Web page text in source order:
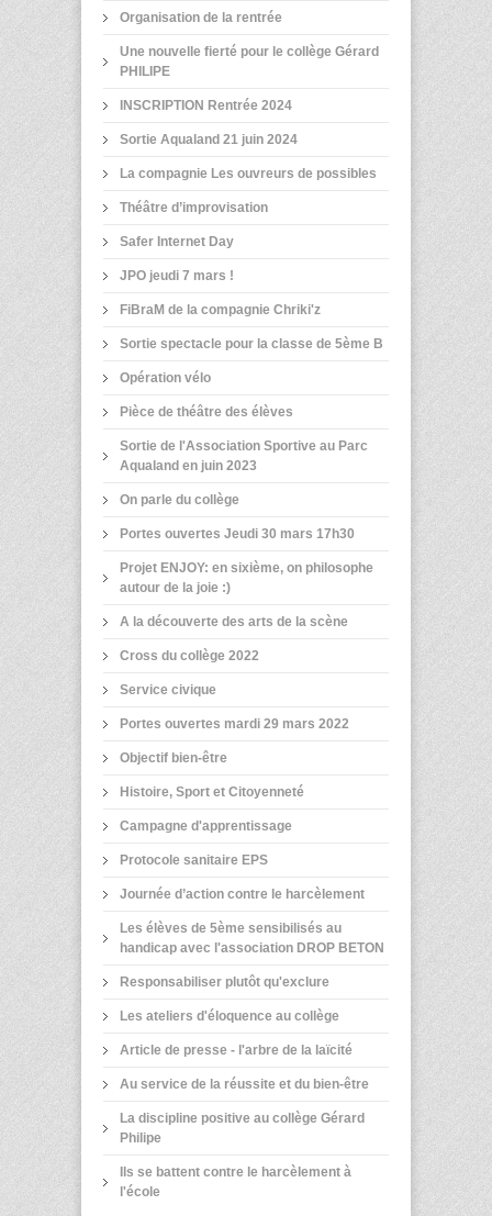
Organisation de la rentrée
Une nouvelle fierté pour le collège Gérard
PHILIPE
INSCRIPTION Rentrée 2024
Sortie Aqualand 21 juin 2024
La compagnie Les ouvreurs de possibles
Théâtre d’improvisation
Safer Internet Day
JPO jeudi 7 mars !
FiBraM de la compagnie Chriki'z
Sortie spectacle pour la classe de 5ème B
Opération vélo
Pièce de théâtre des élèves
Sortie de l'Association Sportive au Parc
Aqualand en juin 2023
On parle du collège
Portes ouvertes Jeudi 30 mars 17h30
Projet ENJOY: en sixième, on philosophe
autour de la joie :)
A la découverte des arts de la scène
Cross du collège 2022
Service civique
Portes ouvertes mardi 29 mars 2022
Objectif bien-être
Histoire, Sport et Citoyenneté
Campagne d'apprentissage
Protocole sanitaire EPS
Journée d’action contre le harcèlement
Les élèves de 5ème sensibilisés au
handicap avec l'association DROP BETON
Responsabiliser plutôt qu'exclure
Les ateliers d'éloquence au collège
Article de presse - l'arbre de la laïcité
Au service de la réussite et du bien-être
La discipline positive au collège Gérard
Philipe
Ils se battent contre le harcèlement à
l'école